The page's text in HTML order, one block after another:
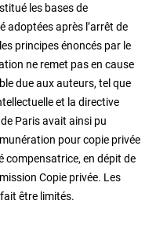
les bases de
adoptées après l’arrêt de
principes énoncés par le
ne remet pas en cause
due aux auteurs, tel que
et la directive
Paris avait ainsi pu
pour copie privée
compensatrice, en dépit de
Copie privée. Les
être limités.